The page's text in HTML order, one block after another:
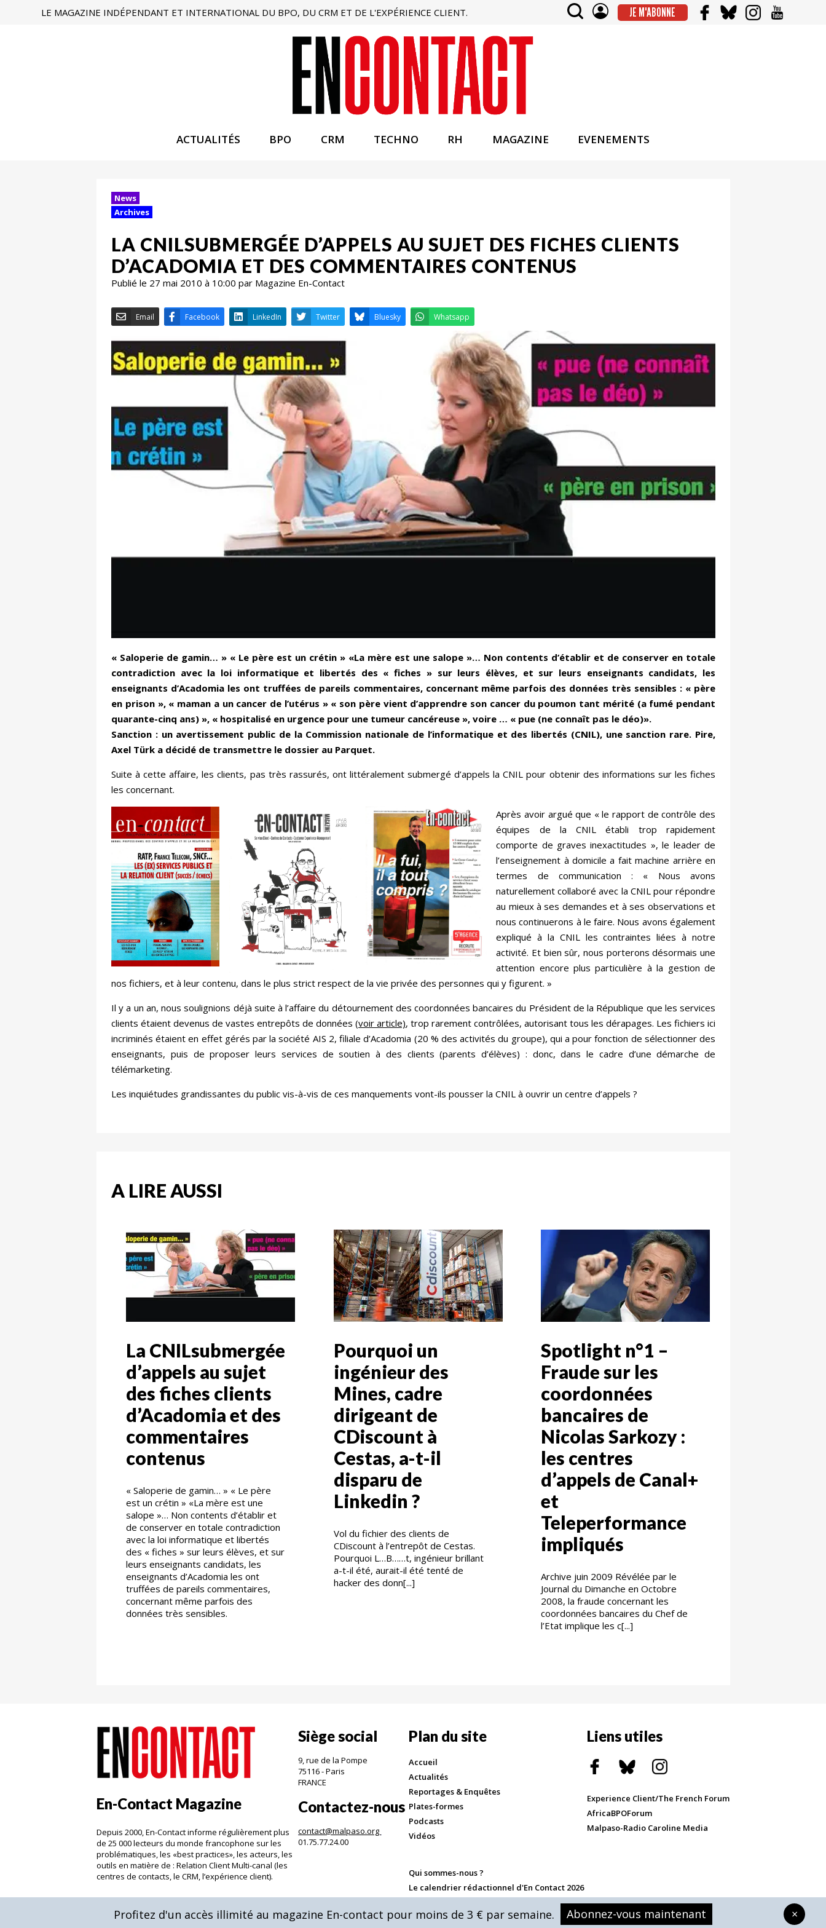
LE MAGAZINE INDÉPENDANT ET INTERNATIONAL DU BPO, DU CRM ET DE L'EXPÉRIENCE CLIENT. JE M'ABONNE
ACTUALITÉS BPO CRM TECHNO RH MAGAZINE EVENEMENTS
News
Archives
LA CNILSUBMERGÉE D’APPELS AU SUJET DES FICHES CLIENTS
D’ACADOMIA ET DES COMMENTAIRES CONTENUS
Publié le 27 mai 2010 à 10:00 par Magazine En-Contact
Facebook LinkedIn Bluesky Whatsapp
« Saloperie de gamin… » « Le père est un crétin » «La mère est une salope »… Non contents d’établir et de conserver en totale
contradiction avec la loi informatique et libertés des « fiches » sur leurs élèves, et sur leurs enseignants candidats, les
enseignants d’Acadomia les ont truffées de pareils commentaires, concernant même parfois des données très sensibles : « père
en prison », « maman a un cancer de l’utérus » « son père vient d’apprendre son cancer du poumon tant mérité (a fumé pendant
quarante-cinq ans) », « hospitalisé en urgence pour une tumeur cancéreuse », voire … « pue (ne connaît pas le déo)».
Sanction : un avertissement public de la Commission nationale de l’informatique et des libertés (CNIL), une sanction rare. Pire,
Axel Türk a décidé de transmettre le dossier au Parquet.
Suite à cette affaire, les clients, pas très rassurés, ont littéralement submergé d’appels la CNIL pour obtenir des informations sur les fiches
les concernant.
Après avoir argué que « le rapport de contrôle des
équipes de la CNIL établi trop rapidement
comporte de graves inexactitudes », le leader de
l’enseignement à domicile a fait machine arrière en
termes de communication : « Nous avons
naturellement collaboré avec la CNIL pour répondre
au mieux à ses demandes et à ses observations et
nous continuerons à le faire. Nous avons également
expliqué à la CNIL les contraintes liées à notre
activité. Et bien sûr, nous porterons désormais une
attention encore plus particulière à la gestion de
nos fichiers, et à leur contenu, dans le plus strict respect de la vie privée des personnes qui y figurent. »
Il y a un an, nous soulignions déjà suite à l’affaire du détournement des coordonnées bancaires du Président de la République que les services
clients étaient devenus de vastes entrepôts de données (voir article), trop rarement contrôlées, autorisant tous les dérapages. Les fichiers ici
incriminés étaient en effet gérés par la société AIS 2, filiale d’Acadomia (20 % des activités du groupe), qui a pour fonction de sélectionner des
enseignants, puis de proposer leurs services de soutien à des clients (parents d’élèves) : donc, dans le cadre d’une démarche de
télémarketing.
Les inquiétudes grandissantes du public vis-à-vis de ces manquements vont-ils pousser la CNIL à ouvrir un centre d’appels ?
A LIRE AUSSI
La CNILsubmergée
d’appels au sujet
des fiches clients
d’Acadomia et des
commentaires
contenus
« Saloperie de gamin… » « Le père
est un crétin » «La mère est une
salope »… Non contents d’établir et
de conserver en totale contradiction
avec la loi informatique et libertés
des « fiches » sur leurs élèves, et sur
leurs enseignants candidats, les
enseignants d’Acadomia les ont
truffées de pareils commentaires,
concernant même parfois des
données très sensibles.
Pourquoi un
ingénieur des
Mines, cadre
dirigeant de
CDiscount à
Cestas, a-t-il
disparu de
Linkedin ?
Vol du fichier des clients de
CDiscount à l’entrepôt de Cestas.
Pourquoi L…B……t, ingénieur brillant
a-t-il été, aurait-il été tenté de
hacker des donn[...]
Spotlight n°1 –
Fraude sur les
coordonnées
bancaires de
Nicolas Sarkozy :
les centres
d’appels de Canal+
et
Teleperformance
impliqués
Archive juin 2009 Révélée par le
Journal du Dimanche en Octobre
2008, la fraude concernant les
coordonnées bancaires du Chef de
l’Etat implique les c[...]
En-Contact Magazine
Depuis 2000, En-Contact informe régulièrement plus
de 25 000 lecteurs du monde francophone sur les
problématiques, les «best practices», les acteurs, les
outils en matière de : Relation Client Multi-canal (les
centres de contacts, le CRM, l’expérience client).
Siège social
9, rue de la Pompe
75116 - Paris
FRANCE
Contactez-nous
contact@malpaso.org
01.75.77.24.00
Plan du site
Accueil
Actualités
Reportages & Enquêtes
Plates-formes
Podcasts
Vidéos
Qui sommes-nous ?
Le calendrier rédactionnel d'En Contact 2026
Mentions légales & CGV
Liens utiles
Experience Client/The French Forum
AfricaBPOForum
Malpaso-Radio Caroline Media
Profitez d'un accès illimité au magazine En-contact pour moins de 3 € par semaine. Abonnez-vous maintenant ×